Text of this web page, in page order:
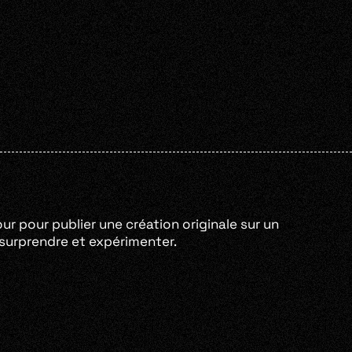
pour publier une création originale sur un
et expérimenter.